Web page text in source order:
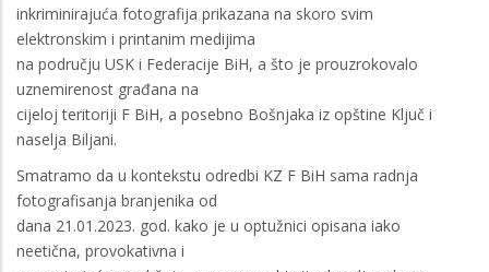
inkriminirajuća fotografija prikazana na skoro svim
elektronskim i printanim medijima
na području USK i Federacije BiH, a što je prouzrokovalo
uznemirenost građana na
cijeloj teritoriji F BiH, a posebno Bošnjaka iz opštine Ključ i
naselja Biljani.
Smatramo da u kontekstu odredbi KZ F BiH sama radnja
fotografisanja branjenika od
dana 21.01.2023. god. kako je u optužnici opisana iako
neetična, provokativna i